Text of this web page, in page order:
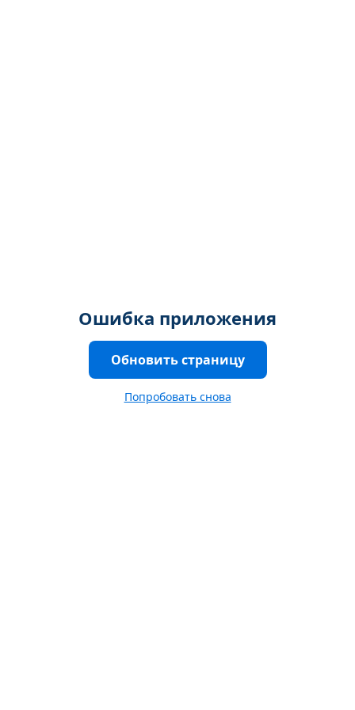
Ошибка приложения
Обновить страницу
Попробовать снова